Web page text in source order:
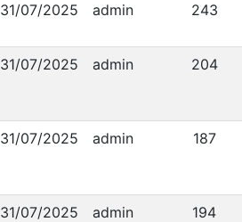
31/07/2025 admin 243
31/07/2025 admin 204
31/07/2025 admin 187
31/07/2025 admin 194